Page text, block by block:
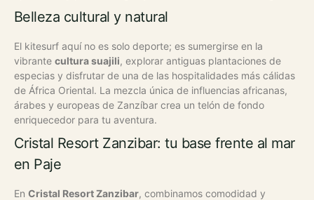
Belleza cultural y natural
El kitesurf aquí no es solo deporte; es sumergirse en la
vibrante cultura suajili, explorar antiguas plantaciones de
especias y disfrutar de una de las hospitalidades más cálidas
de África Oriental. La mezcla única de influencias africanas,
árabes y europeas de Zanzíbar crea un telón de fondo
enriquecedor para tu aventura.
Cristal Resort Zanzibar: tu base frente al mar
en Paje
En Cristal Resort Zanzibar, combinamos comodidad y